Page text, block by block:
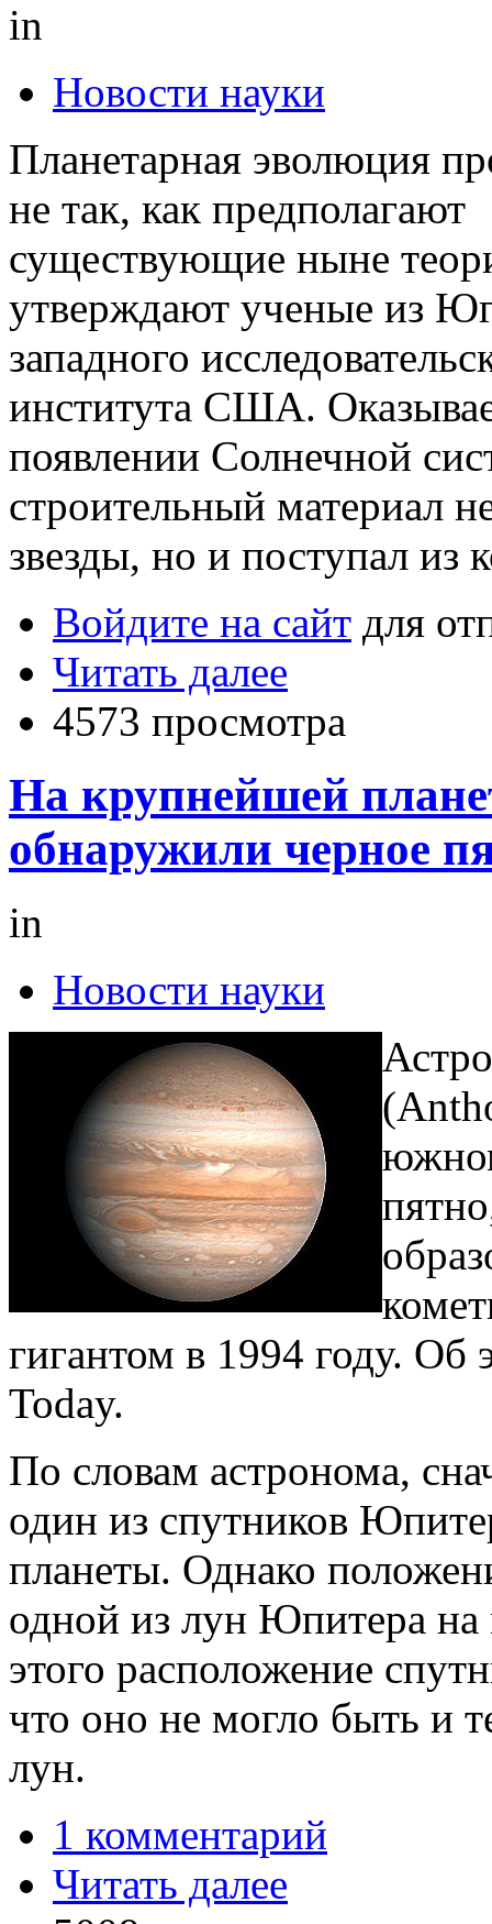
in
Новости науки
Планетарная эволюция
не так, как предполагают
существующие ныне
утверждают ученые из
западного
института США.
появлении Солнечной
строительный материал
звезды, но и поступал из
Войдите на сайт для
Читать далее
4573 просмотра
На крупнейшей
обнаружили черное
in
Новости науки
гигантом в 1994 году. Об
Today.
По словам астронома,
один из спутников
планеты. Однако
одной из лун Юпитера
этого расположение
что оно не могло быть и
лун.
1 комментарий
Читать далее